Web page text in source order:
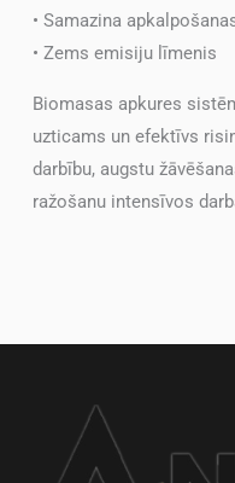
• Samazina
• Zems emisiju līmenis
Biomasas apkures
uzticams un efektīvs
darbību, augstu
ražošanu intensīvos